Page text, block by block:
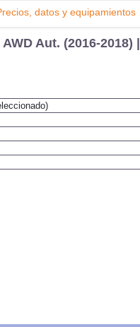
datos y equipamientos
Aut. (2016-2018) |